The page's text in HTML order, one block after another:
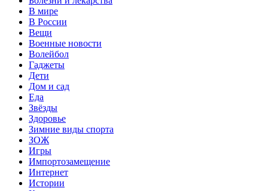
В мире
В России
Вещи
Военные новости
Волейбол
Гаджеты
Дети
Дом и сад
Еда
Звёзды
Здоровье
Зимние виды спорта
ЗОЖ
Игры
Импортозамещение
Интернет
Истории